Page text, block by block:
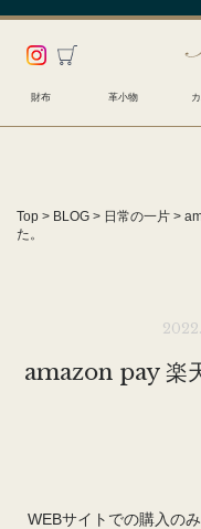
財布 革小物
Top > BLOG > 日常の一片 >
た。
amazon pay 楽
WEBサイトでの購入の